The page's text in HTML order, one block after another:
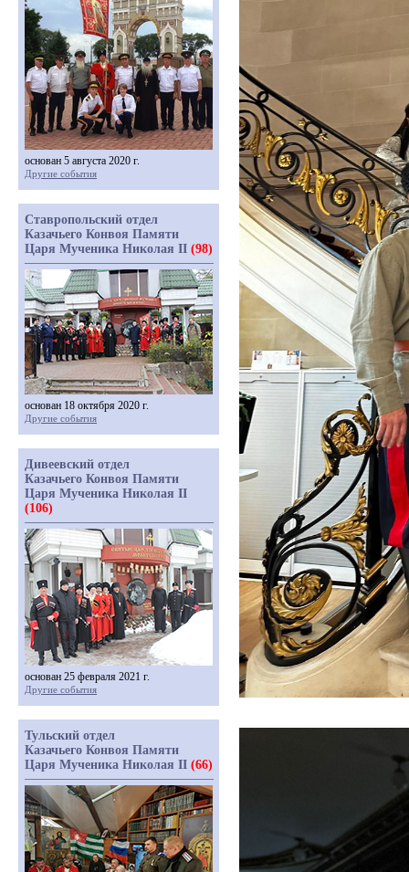
основан 5 августа 2020 г.
Другие события
Ставропольский отдел
Казачьего Конвоя Памяти
Царя Мученика Николая II (98)
основан 18 октября 2020 г.
Другие события
Дивеевский отдел
Казачьего Конвоя Памяти
Царя Мученика Николая II
(106)
основан 25 февраля 2021 г.
Другие события
Тульский отдел
Казачьего Конвоя Памяти
Царя Мученика Николая II (66)